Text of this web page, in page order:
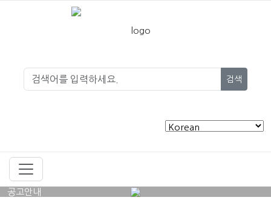
검색
공고안내